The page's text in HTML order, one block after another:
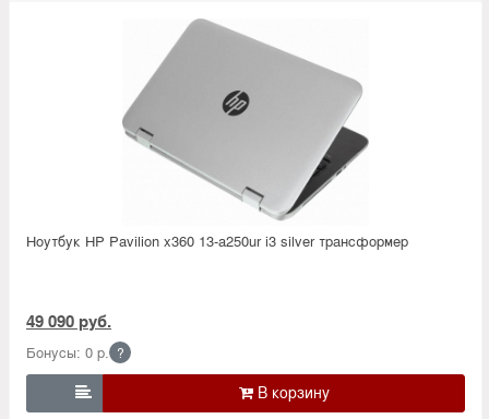
Ноутбук HP Pavilion x360 13-a250ur i3 silver трансформер
49 090 руб.
Бонусы: 0 р. ?
